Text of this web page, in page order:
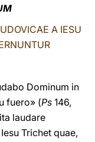
A IESU
Dominum in
fuero» (Ps 146,
laudare
Trichet quae,